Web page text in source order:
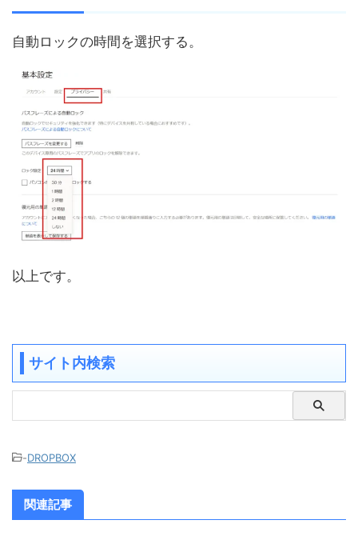
自動ロックの時間を選択する。
以上です。
サイト内検索
-DROPBOX
関連記事